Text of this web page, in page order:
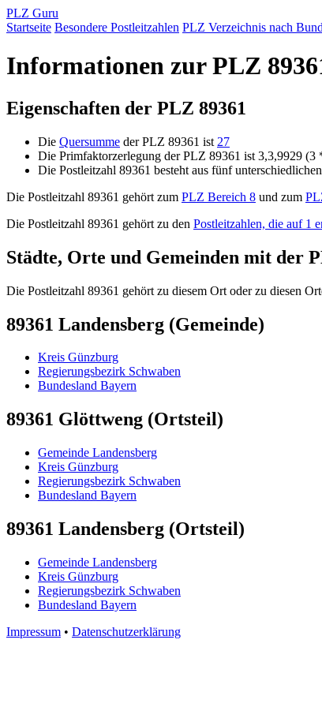
PLZ Guru
Startseite Besondere Postleitzahlen PLZ Verzeichnis nach
Informationen zur PLZ
Eigenschaften der PLZ 89361
Die Quersumme der PLZ 89361 ist 27
Die Primfaktorzerlegung der PLZ 89361 ist 3,3,9929
Die Postleitzahl 89361 besteht aus fünf
Die Postleitzahl 89361 gehört zum PLZ Bereich 8 und zum
Die Postleitzahl 89361 gehört zu den Postleitzahlen, die auf 1
Städte, Orte und Gemeinden mit der
Die Postleitzahl 89361 gehört zu diesem Ort oder zu diesen
89361 Landensberg (Gemeinde)
Kreis Günzburg
Regierungsbezirk Schwaben
Bundesland Bayern
89361 Glöttweng (Ortsteil)
Gemeinde Landensberg
Kreis Günzburg
Regierungsbezirk Schwaben
Bundesland Bayern
89361 Landensberg (Ortsteil)
Gemeinde Landensberg
Kreis Günzburg
Regierungsbezirk Schwaben
Bundesland Bayern
Impressum • Datenschutzerklärung